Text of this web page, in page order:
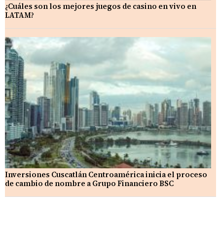
¿Cuáles son los mejores juegos de casino en vivo en
LATAM?
Inversiones Cuscatlán Centroamérica inicia el proceso
de cambio de nombre a Grupo Financiero BSC